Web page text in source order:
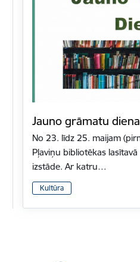
Jauno grāmatu
No 23. līdz 25. maijam
Pļaviņu bibliotēkas
izstāde. Ar katru…
Kultūra